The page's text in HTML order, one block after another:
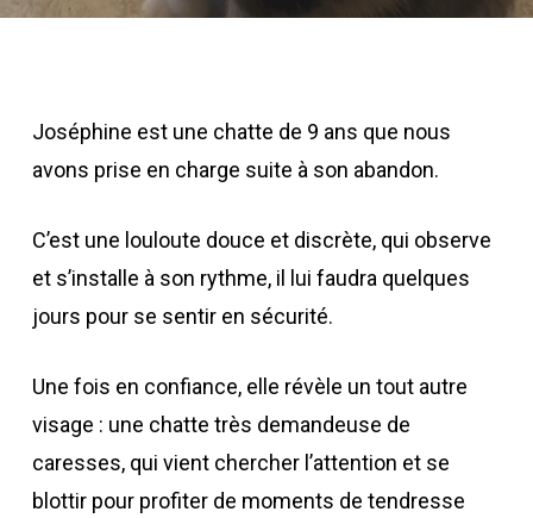
Joséphine est une chatte de 9 ans que nous
avons prise en charge suite à son abandon.
C’est une louloute douce et discrète, qui observe
et s’installe à son rythme, il lui faudra quelques
jours pour se sentir en sécurité.
Une fois en confiance, elle révèle un tout autre
visage : une chatte très demandeuse de
caresses, qui vient chercher l’attention et se
blottir pour profiter de moments de tendresse